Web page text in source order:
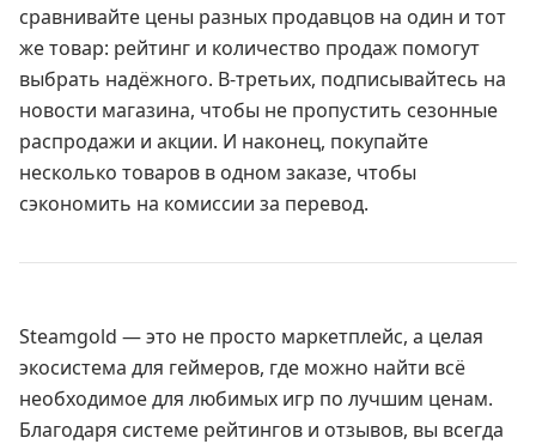
сравнивайте цены разных продавцов на один и тот
же товар: рейтинг и количество продаж помогут
выбрать надёжного. В-третьих, подписывайтесь на
новости магазина, чтобы не пропустить сезонные
распродажи и акции. И наконец, покупайте
несколько товаров в одном заказе, чтобы
сэкономить на комиссии за перевод.
Steamgold — это не просто маркетплейс, а целая
экосистема для геймеров, где можно найти всё
необходимое для любимых игр по лучшим ценам.
Благодаря системе рейтингов и отзывов, вы всегда